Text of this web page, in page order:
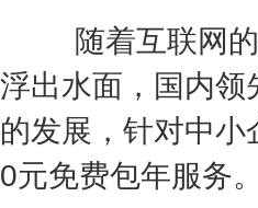
随着互联网的
浮出水面，国内
的发展，针对中
0元免费包年服务。